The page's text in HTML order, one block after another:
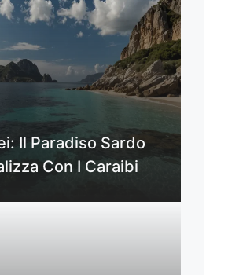
Il Paradiso Sardo
Con I Caraibi